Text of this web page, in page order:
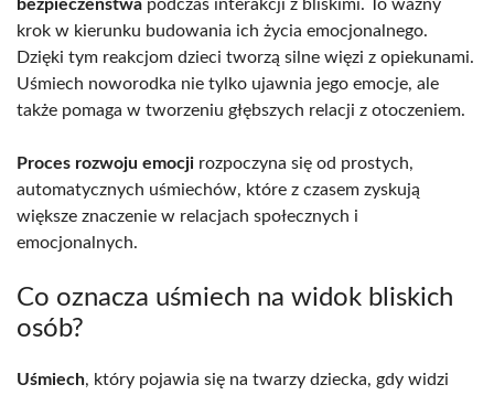
bezpieczeństwa podczas interakcji z bliskimi. To ważny
krok w kierunku budowania ich życia emocjonalnego.
Dzięki tym reakcjom dzieci tworzą silne więzi z opiekunami.
Uśmiech noworodka nie tylko ujawnia jego emocje, ale
także pomaga w tworzeniu głębszych relacji z otoczeniem.
Proces rozwoju emocji rozpoczyna się od prostych,
automatycznych uśmiechów, które z czasem zyskują
większe znaczenie w relacjach społecznych i
emocjonalnych.
Co oznacza uśmiech na widok bliskich
osób?
Uśmiech, który pojawia się na twarzy dziecka, gdy widzi